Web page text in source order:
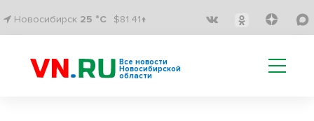
Новосибирск 25 °C $81.41↑
Все новости
Новосибирской
области